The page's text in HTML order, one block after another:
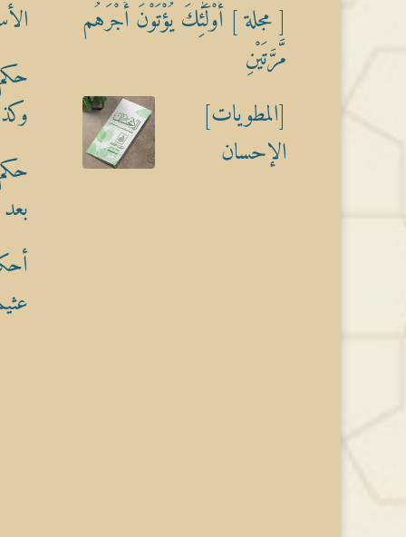
[ مجلة ] أُوْلَٰٓئِكَ يُؤْتَوْنَ أَجْرَهُم
مَّرَّتَيْنِ
[المطويات]
الإحسان